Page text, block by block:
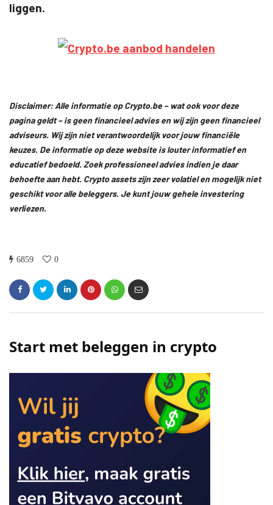
liggen.
Disclaimer: Alle informatie op Crypto.be – wat ook voor deze
pagina geldt – is geen financieel advies en wij zijn geen financieel
adviseurs. Wij zijn niet verantwoordelijk voor jouw financiële
keuzes. De informatie op deze website is louter informatief en
educatief bedoeld. Zoek professioneel advies indien je daar
behoefte aan hebt. Crypto assets zijn zeer volatiel en mogelijk niet
geschikt voor alle beleggers. Je kunt jouw gehele investering
verliezen.
6859 0
Start met beleggen in crypto